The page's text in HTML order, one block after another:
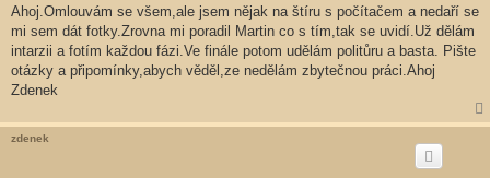
í
p
ě
e
k
Ahoj.Omlouvám se všem,ale jsem nějak na štíru s počítačem a nedaří se
mi sem dát fotky.Zrovna mi poradil Martin co s tím,tak se uvidí.Už dělám
intarzii a fotím každou fázi.Ve finále potom udělám politůru a basta. Pište
otázky a připomínky,abych věděl,ze nedělám zbytečnou práci.Ahoj
Zdenek
zdenek